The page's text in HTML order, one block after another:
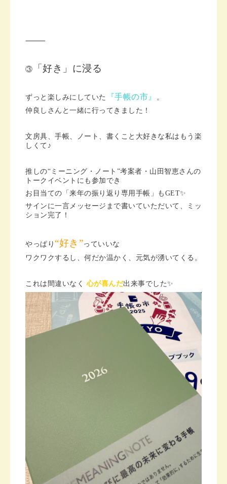
⸻
③ 「好き」に浸る
ずっと楽しみにしていた 『手帳の市』
。
仲良しさんと一緒に行ってきました！
文房具、手帳、ノート、書くこと大好きな私はもう楽
しくて♪
推しの“ミーニング・ノート”考案者・山田智恵さんの
トークイベントにも参加でき
お目当ての「来年の振り返り専用手帳」もGET✨
サインに一言メッセージまで書いていただいて、ミッ
ション完了！
やっぱり “好き”っていいな
ワクワクするし、何だか温かく、元気が湧いてくる。
これは間違いなく 心が喜んだ出来事でした✨